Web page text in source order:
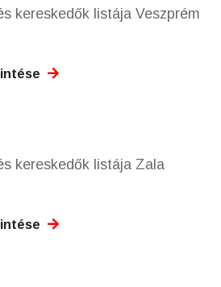
kereskedők listája Veszprém
kereskedők listája Zala